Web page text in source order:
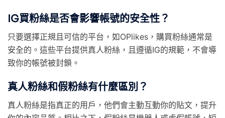
IG買粉絲是否會影響帳號的安全性？
只要選擇正規且可信的平台，如OPlikes，購買粉絲通常是
安全的。這些平台提供真人粉絲，且遵循IG的規範，不會導
致你的帳號被封鎖。
真人粉絲和假粉絲有什麼區別？
真人粉絲是指真正的用戶，他們會主動互動你的貼文，提升